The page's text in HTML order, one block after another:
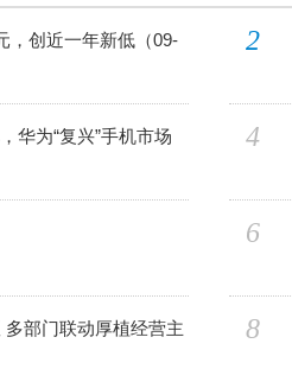
，创近一年新低（09-
2
华为“复兴”手机市场
4
6
8